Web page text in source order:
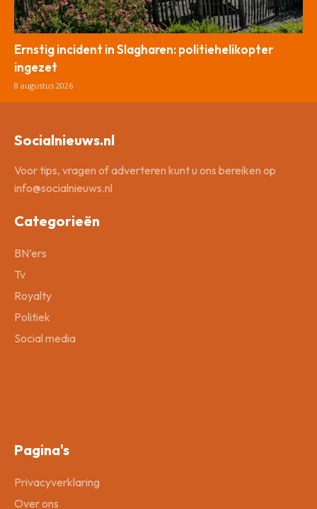
Ernstig incident in Slagharen: politiehelikopter
ingezet
8 augustus 2026
Socialnieuws.nl
Voor tips, vragen of adverteren kunt u ons bereiken op
info@socialnieuws.nl
Categorieën
BN’ers
Tv
Royalty
Politiek
Social media
Pagina's
Privacyverklaring
Over ons